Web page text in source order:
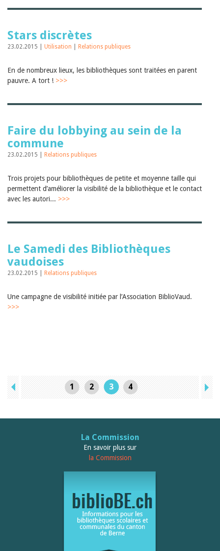
Stars discrètes
23.02.2015 | Utilisation Relations publiques
En de nombreux lieux, les bibliothèques sont traitées en parent
pauvre. A tort ! >>>
Faire du lobbying au sein de la
commune
23.02.2015 | Relations publiques
Trois projets pour bibliothèques de petite et moyenne taille qui
permettent d’améliorer la visibilité de la bibliothèque et le contact
avec les autori... >>>
Le Samedi des Bibliothèques
vaudoises
23.02.2015 | Relations publiques
Une campagne de visibilité initiée par l’Association BiblioVaud.
>>>
1 2 3 4
La Commission
En savoir plus sur
la Commission